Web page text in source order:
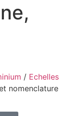
/ Echelles
nomenclature